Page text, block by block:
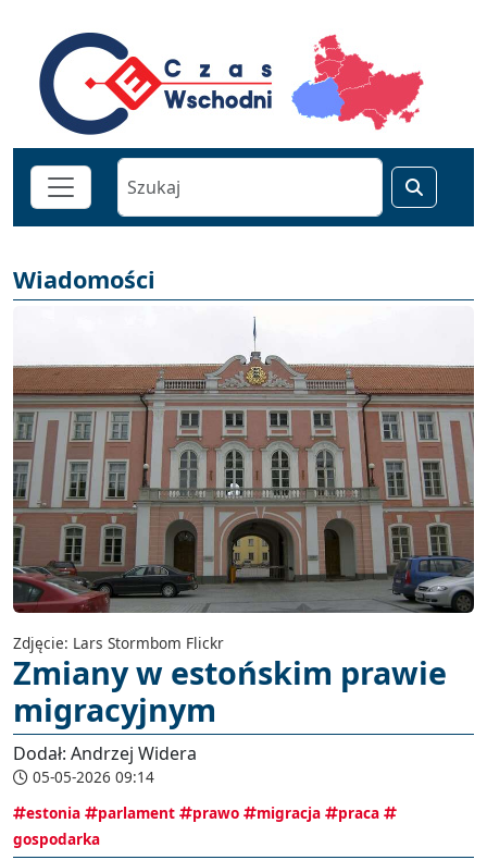
Wiadomości
Zdjęcie: Lars Stormbom Flickr
Zmiany w estońskim prawie
migracyjnym
Dodał: Andrzej Widera
05-05-2026 09:14
estonia
parlament prawo migracja
praca
gospodarka